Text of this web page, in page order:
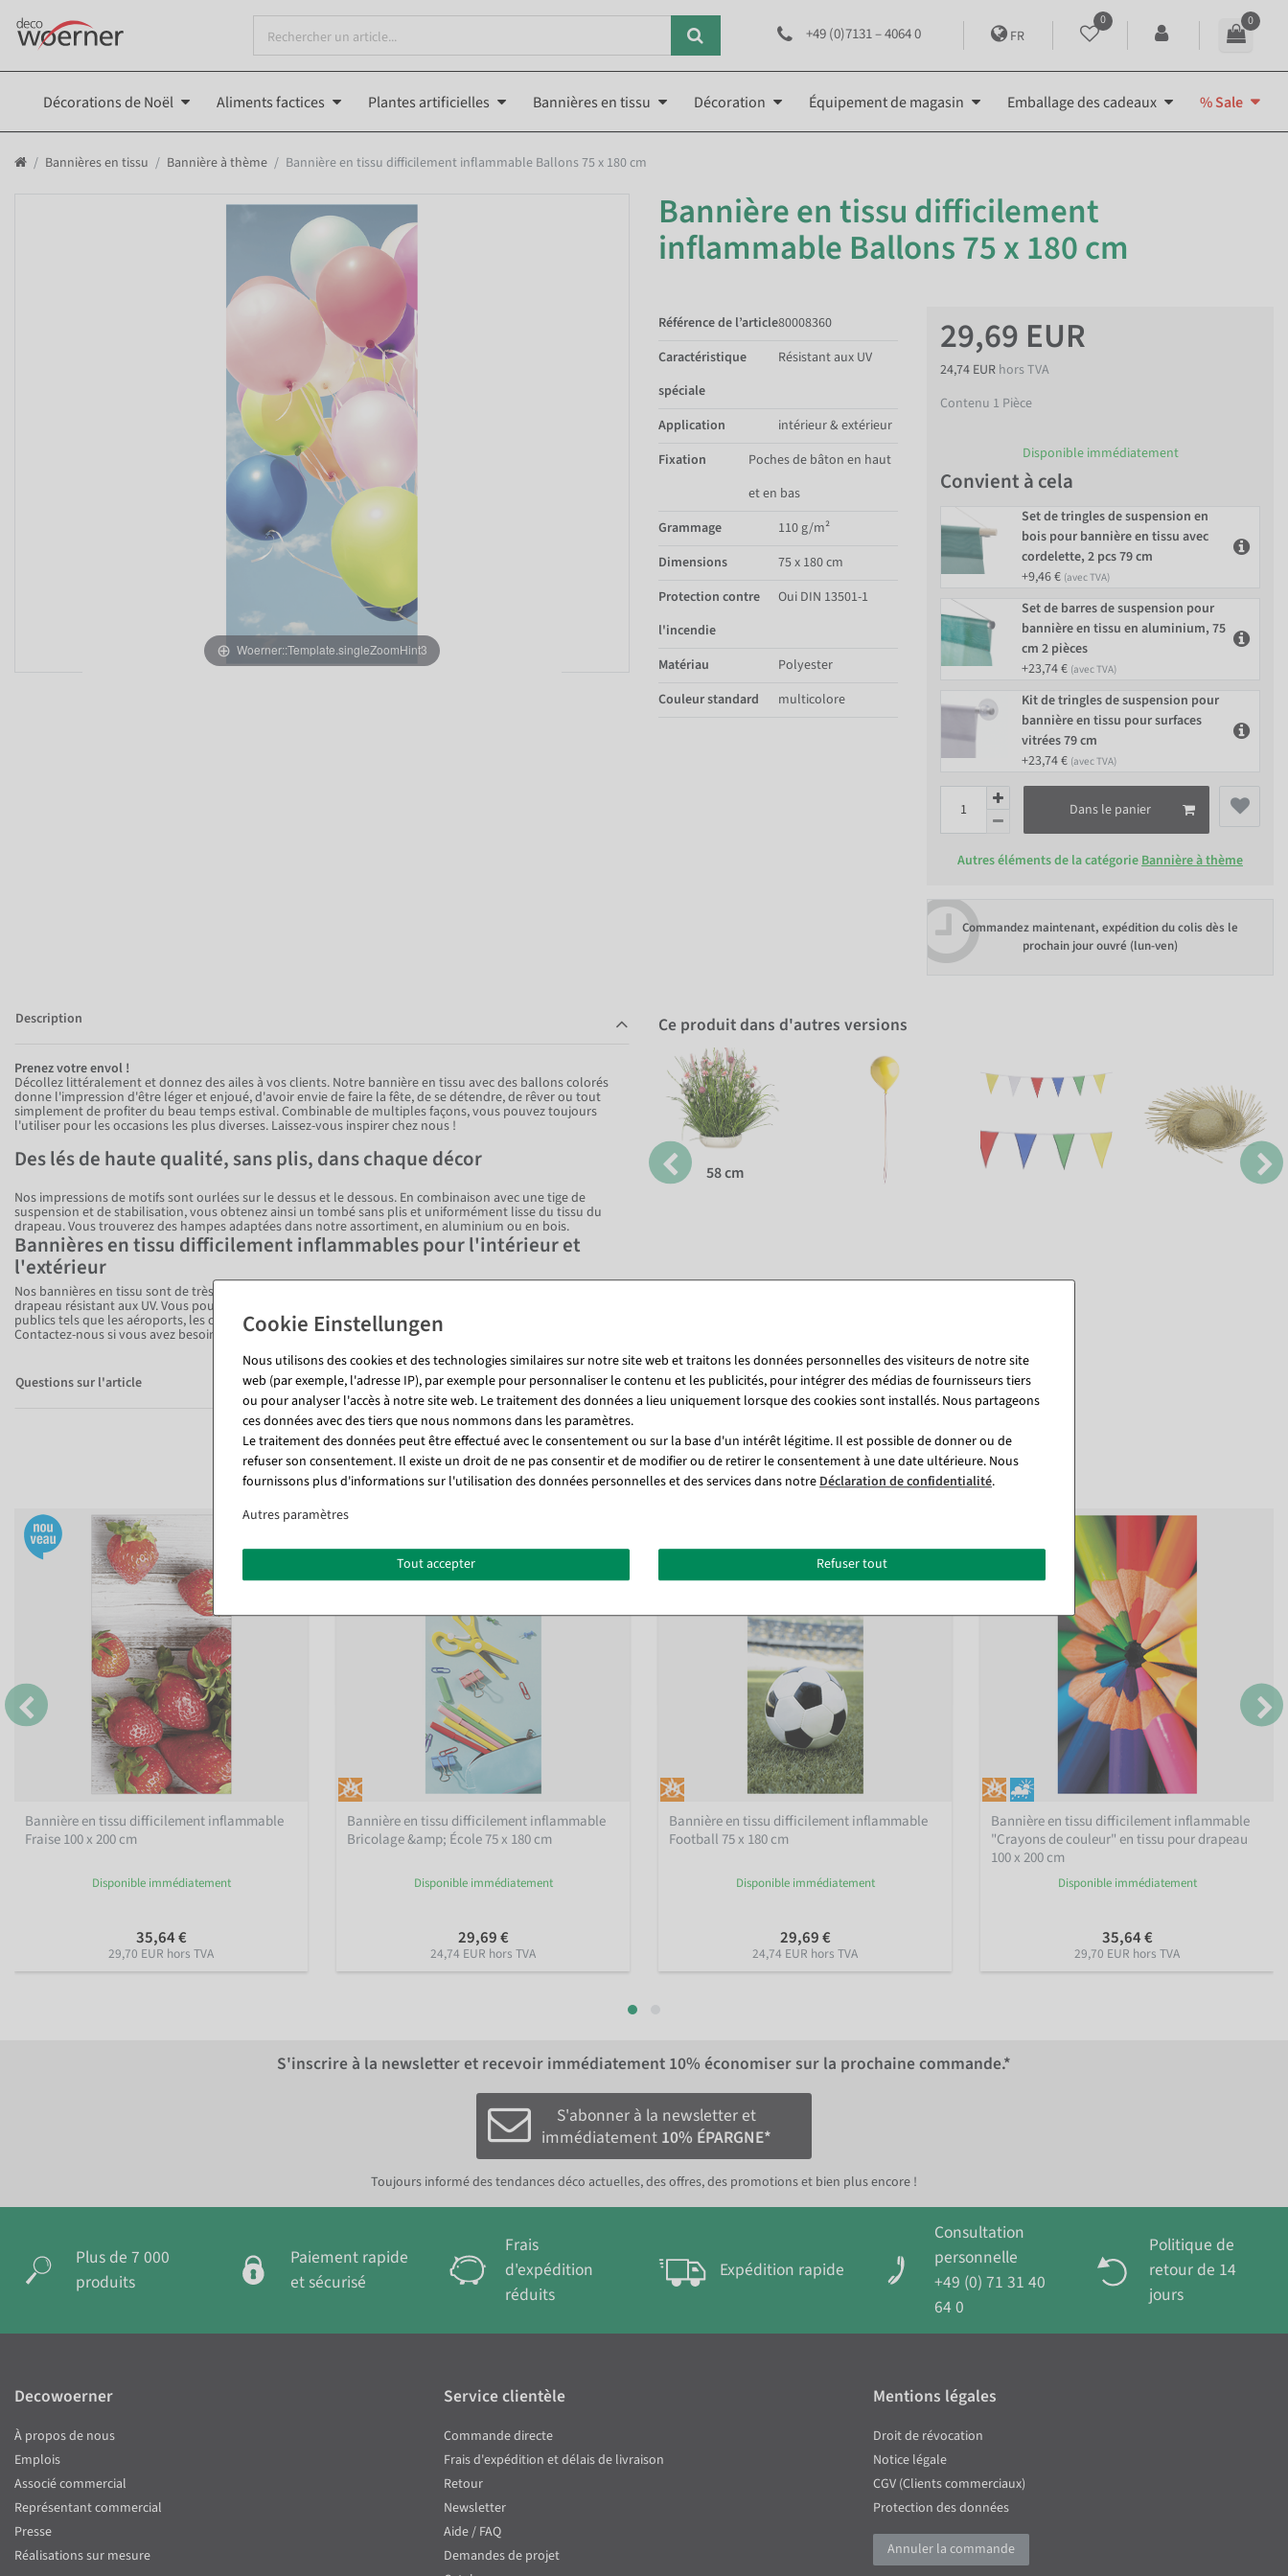
+49 (0)7131 – 4064 0 FR
0 0
Décorations de Noël Aliments factices Plantes artificielles Bannières en tissu Décoration Équipement de magasin Emballage des cadeaux % Sale
Bannières en tissu Bannière à thème Bannière en tissu difficilement inflammable Ballons 75 x 180 cm
Woerner::Template.singleZoomHint3
Bannière en tissu difficilement
inflammable Ballons 75 x 180 cm
29,69 EUR
24,74 EUR hors TVA
Contenu 1 Pièce
Disponible immédiatement
Convient à cela
Set de tringles de suspension en
bois pour bannière en tissu avec
cordelette, 2 pcs 79 cm
+9,46 € (avec TVA)
Set de barres de suspension pour
bannière en tissu en aluminium, 75
cm 2 pièces
+23,74 € (avec TVA)
Kit de tringles de suspension pour
bannière en tissu pour surfaces
vitrées 79 cm
+23,74 € (avec TVA)
Dans le panier
Autres éléments de la catégorieBannière à thème
Commandez maintenant, expédition du colis dès le
prochain jour ouvré (lun-ven)
Référence de l’article80008360
Caractéristique
spéciale
Résistant aux UV
Application
intérieur & extérieur
Fixation
Poches de bâton en haut
et en bas
Grammage
110 g/m²
Dimensions
75 x 180 cm
Protection contre
l'incendie
Oui DIN 13501-1
Matériau
Polyester
Couleur standard
multicolore
Description
Prenez votre envol !
Décollez littéralement et donnez des ailes à vos clients. Notre bannière en tissu avec des ballons colorés
donne l'impression d'être léger et enjoué, d'avoir envie de faire la fête, de se détendre, de rêver ou tout
simplement de profiter du beau temps estival. Combinable de multiples façons, vous pouvez toujours
l'utiliser pour les occasions les plus diverses. Laissez-vous inspirer chez nous !
Des lés de haute qualité, sans plis, dans chaque décor
Nos impressions de motifs sont ourlées sur le dessus et le dessous. En combinaison avec une tige de
suspension et de stabilisation, vous obtenez ainsi un tombé sans plis et uniformément lisse du tissu du
drapeau. Vous trouverez des hampes adaptées dans notre assortiment, en aluminium ou en bois.
Bannières en tissu difficilement inflammables pour l'intérieur et
l'extérieur
Nos bannières en tissu sont de très haute qualité, difficilement inflammables et fabriquées dans un tissu de
drapeau résistant aux UV. Vous pouvez donc accrocher la bannière en tissu sans crainte dans les lieux
publics tels que les aéroports, les centres commerciaux ou autres.
Contactez-nous si vous avez besoin de certificats pour vos documents.
Questions sur l'article
Ce produit dans d'autres versions
58 cm
Vous pourriez aussi aimer (8)
Bannière en tissu difficilement inflammable
Fraise 100 x 200 cm
Disponible immédiatement
35,64 €
29,70 EUR hors TVA
Bannière en tissu difficilement inflammable
Bricolage &amp; École 75 x 180 cm
Disponible immédiatement
29,69 €
24,74 EUR hors TVA
Bannière en tissu difficilement inflammable
Football 75 x 180 cm
Disponible immédiatement
29,69 €
24,74 EUR hors TVA
Bannière en tissu difficilement inflammable
"Crayons de couleur" en tissu pour drapeau
100 x 200 cm
Disponible immédiatement
35,64 €
29,70 EUR hors TVA
S'inscrire à la newsletter et recevoir immédiatement 10% économiser sur la prochaine commande.*
S'abonner à la newsletter et
immédiatement 10% ÉPARGNE*
Toujours informé des tendances déco actuelles, des offres, des promotions et bien plus encore !
Plus de 7 000
produits
Paiement rapide
et sécurisé
Frais
d'expédition
réduits
Expédition rapide
Consultation
personnelle
+49 (0) 71 31 40
64 0
Politique de
retour de 14
jours
Nous utilisons des cookies et des technologies similaires sur notre site web et traitons les données personnelles des visiteurs de notre site
web (par exemple, l'adresse IP), par exemple pour personnaliser le contenu et les publicités, pour intégrer des médias de fournisseurs tiers
ou pour analyser l'accès à notre site web. Le traitement des données a lieu uniquement lorsque des cookies sont installés. Nous partageons
ces données avec des tiers que nous nommons dans les paramètres.
Le traitement des données peut être effectué avec le consentement ou sur la base d'un intérêt légitime. Il est possible de donner ou de
refuser son consentement. Il existe un droit de ne pas consentir et de modifier ou de retirer le consentement à une date ultérieure. Nous
fournissons plus d'informations sur l'utilisation des données personnelles et des services dans notreDéclaration de confidentialité.
Autres paramètres
Tout accepter Refuser tout
Decowoerner
À propos de nous
Emplois
Associé commercial
Représentant commercial
Presse
Réalisations sur mesure
Service clientèle
Commande directe
Frais d'expédition et délais de livraison
Retour
Newsletter
Aide / FAQ
Demandes de projet
Mentions légales
Droit de révocation
Notice légale
CGV (Clients commerciaux)
Protection des données
Annuler la commande